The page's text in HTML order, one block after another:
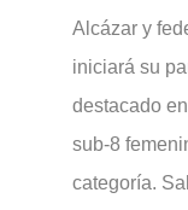
Alcázar y
iniciará su
destacado
sub-8
categoría.